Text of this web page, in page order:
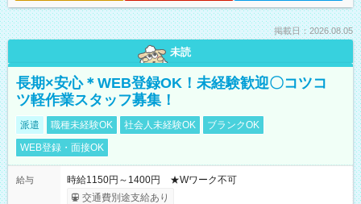
掲載日：2026.08.05
未読
長期×安心＊WEB登録OK！未経験歓迎〇コツコ
ツ軽作業スタッフ募集！
派遣 職種未経験OK 社会人未経験OK
ブランクOK
WEB登録・面接OK
給与
時給1150円～1400円 ★Wワーク不可
交通費別途支給あり